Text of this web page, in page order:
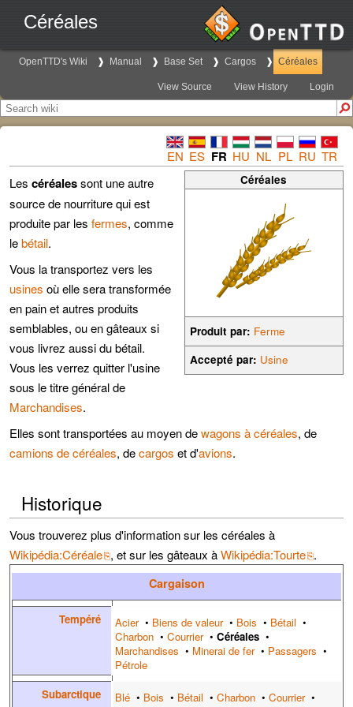
Céréales
OpenTTD's Wiki Manual Base Set Cargos Céréales
View Source View History Login
EN ES FR HU NL PL RU TR
Céréales
Produit par: Ferme
Accepté par: Usine
Les céréalessont une autre
source de nourriture qui est
produite par les fermes, comme
lebétail.
Vous la transportez vers les
usines où elle sera transformée
en pain et autres produits
semblables, ou en gâteaux si
vous livrez aussi du bétail.
Vous les verrez quitter l'usine
sous le titre général de
Marchandises.
Elles sont transportées au moyen dewagons à céréales, de
camions de céréales, decargos et d'avions.
Historique
Vous trouverez plus d'information sur les céréales à
Wikipédia:Céréale , et sur les gâteaux àWikipédia:Tourte .
Cargaison
Tempéré Acier• Biens de valeur• Bois • Bétail •
Charbon • Courrier• Céréales •
Marchandises • Minerai de fer• Passagers •
Pétrole
Subarctique
Blé • Bois • Bétail • Charbon • Courrier•